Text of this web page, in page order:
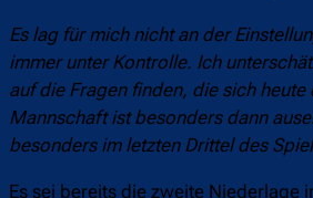
Es lag für mich nicht an der
immer unter Kontrolle. Ich
auf die Fragen finden, die sich
Mannschaft ist besonders dann
besonders im letzten Drittel des
Es sei bereits die zweite Niederlage